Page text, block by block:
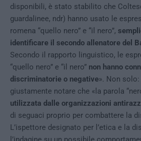
disponibili, è stato stabilito che
guardalinee, ndr) hanno usato le
romena “quello nero” e “il nero”,
identificare il secondo allenatore del
Secondo il rapporto linguistico, le
“quello nero” e “il nero” non hanno
discriminatorie o negative». Non
giustamente notare che «la parola
utilizzata dalle organizzazioni
di seguaci proprio per combattere la
L’ispettore designato per l’etica e la